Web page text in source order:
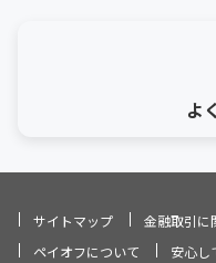
よ
サイトマップ
金融取引に
ペイオフについて
安心し